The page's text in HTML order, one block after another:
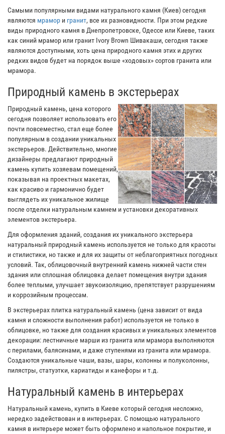
Самыми популярными видами натурального камня (Киев) сегодня
являются мрамор и гранит, все их разновидности. При этом редкие
виды природного камня в Днепропетровске, Одессе или Киеве, таких
как синий мрамор или гранит Ivory Brown Шивакаши, сегодня также
являются доступными, хоть цена природного камня этих и других
редких видов будет на порядок выше «ходовых» сортов гранита или
мрамора.
Природный камень в экстерьерах
Природный камень, цена которого
сегодня позволяет использовать его
почти повсеместно, стал еще более
популярным в создании уникальных
экстерьеров. Действительно, многие
дизайнеры предлагают природный
камень купить хозяевам помещений,
показывая на проектных макетах,
как красиво и гармонично будет
выглядеть их уникальное жилище
после отделки натуральным камнем и установки декоративных
элементов экстерьера.
Для оформления зданий, создания их уникального экстерьера
натуральный природный камень используется не только для красоты
и стилистики, но также и для их защиты от неблагоприятных погодных
условий. Так, облицовочный внутренний камень нижней части стен
здания или сплошная облицовка делает помещения внутри здания
более теплыми, улучшает звукоизоляцию, препятствует разрушениям
и коррозийным процессам.
В экстерьерах плитка натуральный камень (цена зависит от вида
камня и сложности выполнения работ) используется не только в
облицовке, но также для создания красивых и уникальных элементов
декорации: лестничные марши из гранита или мрамора выполняются
с перилами, балясинами, и даже ступенями из гранита или мрамора.
Создаются уникальные чаши, вазы, шары, колонны и полуколонны,
пилястры, статуэтки, кариатиды и канефоры и т.д.
Натуральный камень в интерьерах
Натуральный камень, купить в Киеве который сегодня несложно,
нередко задействован и в интерьерах. С помощью натурального
камня в интерьере может быть оформлено и напольное покрытие, и